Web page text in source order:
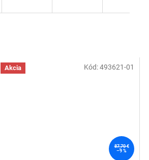
Akcia
87,70 €
–9 %
Kód:493621-01